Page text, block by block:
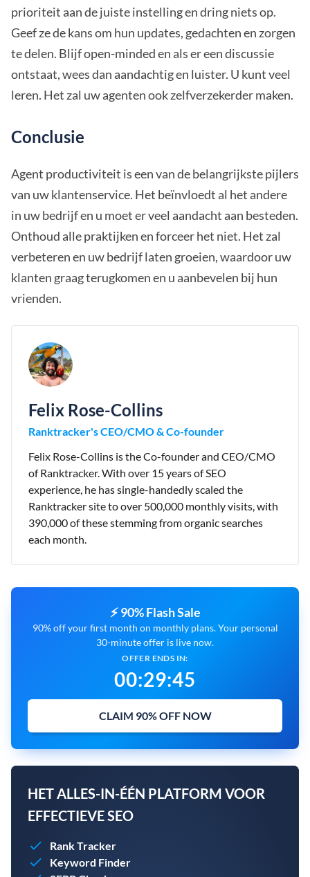
prioriteit aan de juiste instelling en dring niets op.
Geef ze de kans om hun updates, gedachten en zorgen
te delen. Blijf open-minded en als er een discussie
ontstaat, wees dan aandachtig en luister. U kunt veel
leren. Het zal uw agenten ook zelfverzekerder maken.
Conclusie
Agent productiviteit is een van de belangrijkste pijlers
van uw klantenservice. Het beïnvloedt al het andere
in uw bedrijf en u moet er veel aandacht aan besteden.
Onthoud alle praktijken en forceer het niet. Het zal
verbeteren en uw bedrijf laten groeien, waardoor uw
klanten graag terugkomen en u aanbevelen bij hun
vrienden.
Felix Rose-Collins
Ranktracker's CEO/CMO & Co-founder
Felix Rose-Collins is the Co-founder and CEO/CMO
of Ranktracker. With over 15 years of SEO
experience, he has single-handedly scaled the
Ranktracker site to over 500,000 monthly visits, with
390,000 of these stemming from organic searches
each month.
⚡ 90% Flash Sale
90% off your first month on monthly plans. Your personal
30-minute offer is live now.
OFFER ENDS IN:
00:29:44
CLAIM 90% OFF NOW
HET ALLES-IN-ÉÉN PLATFORM VOOR
EFFECTIEVE SEO
Rank Tracker
Keyword Finder